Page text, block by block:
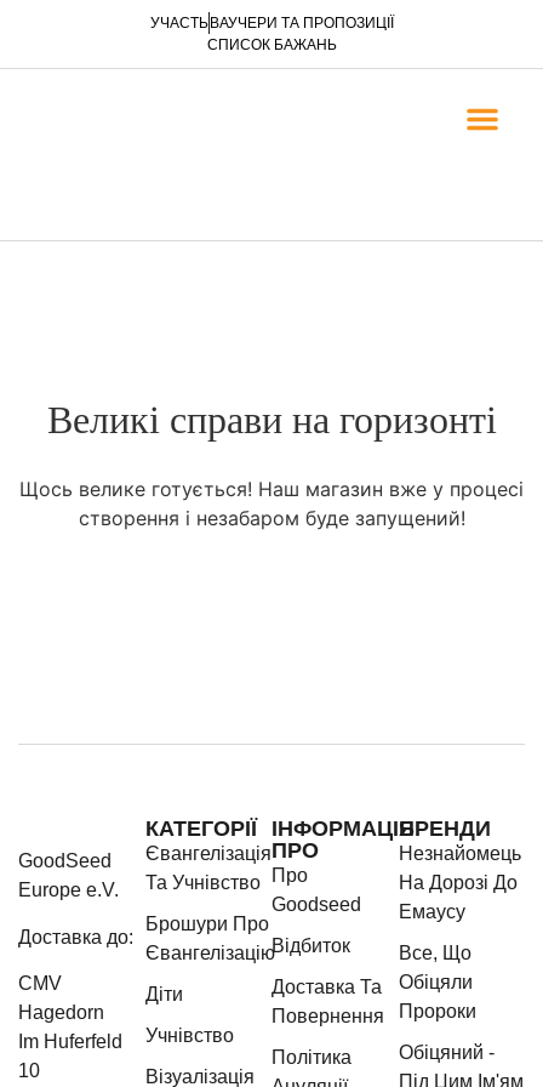
УЧАСТЬ ВАУЧЕРИ ТА ПРОПОЗИЦІЇ
СПИСОК БАЖАНЬ
Великі справи на горизонті
Щось велике готується! Наш магазин вже у процесі
створення і незабаром буде запущений!
GoodSeed
Europe e.V.
Доставка до:
CMV
Hagedorn
Im Huferfeld
10
КАТЕГОРІЇ
Євангелізація
Та Учнівство
Брошури Про
Євангелізацію
Діти
Учнівство
Візуалізація
ІНФОРМАЦІЯ
ПРО
Про
Goodseed
Відбиток
Доставка Та
Повернення
Політика
БРЕНДИ
Незнайомець
На Дорозі До
Емаусу
Все, Що
Обіцяли
Пророки
Обіцяний -
Під Цим Ім'ям